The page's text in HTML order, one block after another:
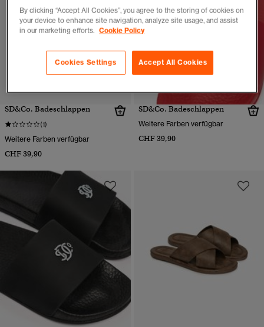
SD&Co. Badeschlappen
(1)
Weitere Farben verfügbar
CHF 39,90
SD&Co. Badeschlappen
Weitere Farben verfügbar
CHF 39,90
By clicking “Accept All Cookies”, you agree to the storing of cookies on
your device to enhance site navigation, analyze site usage, and assist
in our marketing efforts. Cookie Policy
Accept All Cookies
Cookies Settings